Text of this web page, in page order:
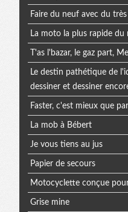
Faire du neuf avec du
La moto la plus rapide
T'as l'bazar, le gaz part,
Le destin pathétique de
dessiner et dessiner
Faster, c'est mieux que
La mob à Bébert
Je vous tiens au jus
Papier de secours
Motocyclette conçue
Grise mine